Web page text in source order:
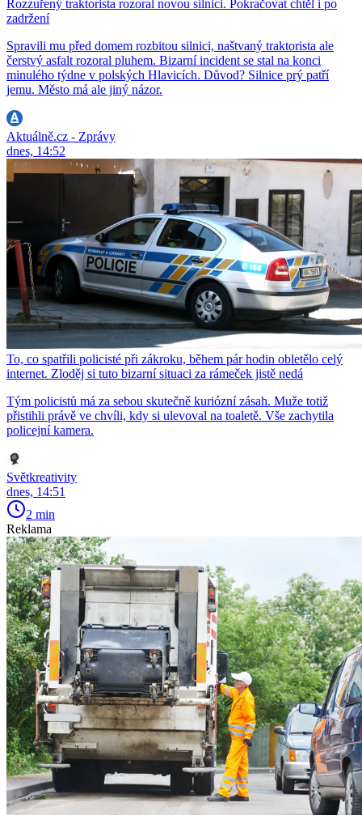
Rozzuřený traktorista rozoral novou silnici. Pokračovat chtěl i po
zadržení
Spravili mu před domem rozbitou silnici, naštvaný traktorista ale
čerstvý asfalt rozoral pluhem. Bizarní incident se stal na konci
minulého týdne v polských Hlavicích. Důvod? Silnice prý patří
jemu. Město má ale jiný názor.
Aktuálně.cz - Zprávy
dnes, 14:52
To, co spatřili policisté při zákroku, během pár hodin obletělo celý
internet. Zloděj si tuto bizarní situaci za rámeček jistě nedá
Tým policistů má za sebou skutečně kuriózní zásah. Muže totiž
přistihli právě ve chvíli, kdy si ulevoval na toaletě. Vše zachytila
policejní kamera.
Světkreativity
dnes, 14:51
2 min
Reklama